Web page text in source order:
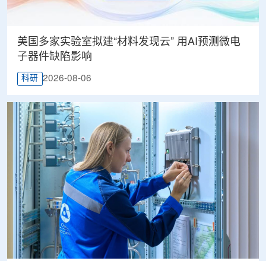
美国多家实验室拟建“材料发现云” 用AI预测微电
子器件缺陷影响
科研 2026-08-06